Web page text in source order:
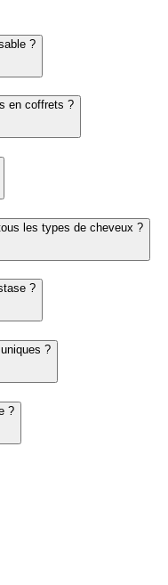
?
en coffrets ?
les types de cheveux ?
?
?
?